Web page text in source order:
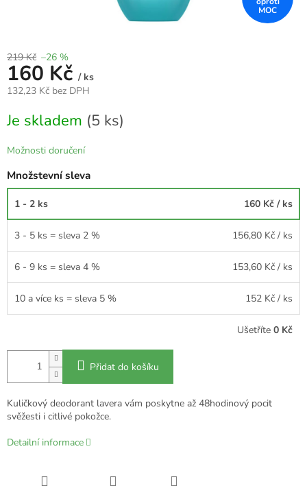
219 Kč –26 %
160 Kč / ks
132,23 Kč bez DPH
cena:
Je skladem (5 ks)
Možnosti doručení
Množstevní sleva
1 - 2 ks 160 Kč / ks
3 - 5 ks = sleva 2 % 156,80 Kč / ks
6 - 9 ks = sleva 4 % 153,60 Kč / ks
10 a více ks = sleva 5 % 152 Kč / ks
Ušetříte 0 Kč
Přidat do košíku
Kuličkový deodorant lavera vám poskytne až 48hodinový pocit
svěžesti i citlivé pokožce.
Detailní informace